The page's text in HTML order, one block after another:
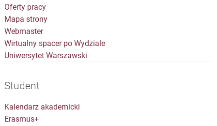
Oferty pracy
Mapa strony
Webmaster
Wirtualny spacer po Wydziale
Uniwersytet Warszawski
Student
Kalendarz akademicki
Erasmus+